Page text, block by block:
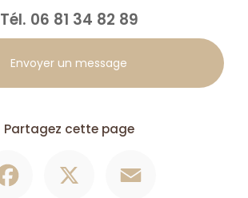
Tél. 06 81 34 82 89
Envoyer un message
Partagez cette page